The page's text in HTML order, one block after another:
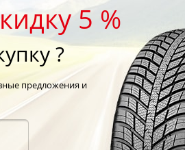
в
5 %
?
предложения и